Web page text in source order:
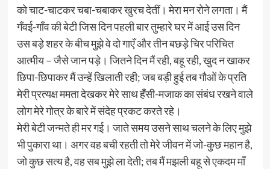
को चाट-चाटकर चबा-चबाकर खुरच देतीं। मेरा मन रोने लगता। मैं
गँवई-गाँव की बेटी जिस दिन पहली बार तुम्हारे घर में आई उस दिन
उस बड़े शहर के बीच मुझे वे दो गाएँ और तीन बछड़े चिर परिचित
आत्मीय – जैसे जान पड़े। जितने दिन मैं रही, बहू रही, खुद न खाकर
छिपा-छिपाकर मैं उन्हें खिलाती रही; जब बड़ी हुई तब गौओं के प्रति
मेरी प्रत्यक्ष ममता देखकर मेरे साथ हँसी-मजाक का संबंध रखने वाले
लोग मेरे गोत्र के बारे में संदेह प्रकट करते रहे।
मेरी बेटी जन्मते ही मर गई। जाते समय उसने साथ चलने के लिए मुझे
भी पुकारा था। अगर वह बची रहती तो मेरे जीवन में जो-कुछ महान है,
जो कुछ सत्य है, वह सब मुझे ला देती; तब मैं मझली बहू से एकदम माँ